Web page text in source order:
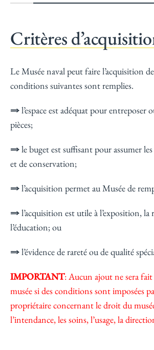
Critères
Le Musée naval peut faire l’acquisition
conditions suivantes sont remplies.
⇒l’espace est adéquat pour entreposer
pièces;
⇒le buget est suffisant pour assumer
et de conservation;
⇒l’acquisition permet au Musée de
⇒l’acquisition est utile à l’exposition, la
l’éducation; ou
⇒l’évidence de rareté ou de qualité
IMPORTANT: Aucun ajout ne sera
musée si des conditions sont imposées
propriétaire concernant le droit du
l’intendance, les soins, l’usage, la